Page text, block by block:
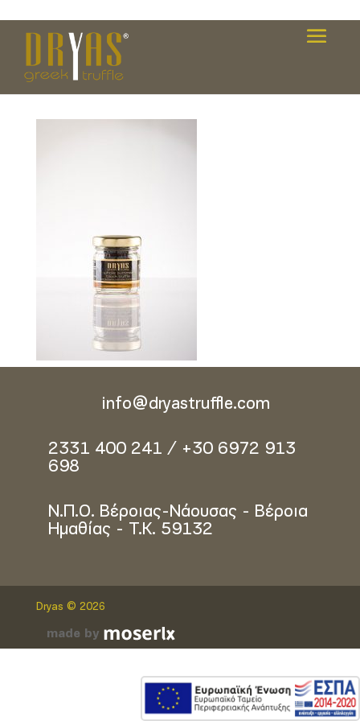
VAL_8449-copy
info@dryastruffle.com
2331 400 241 / +30 6972 913
698
Ν.Π.Ο. Βέροιας-Νάουσας - Βέροια
Ημαθίας - Τ.Κ. 59132
Dryas © 2026
made by